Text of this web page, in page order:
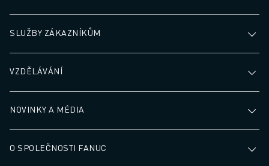
SLUŽBY ZÁKAZNÍKŮM
VZDĚLÁVÁNÍ
NOVINKY A MÉDIA
O SPOLEČNOSTI FANUC